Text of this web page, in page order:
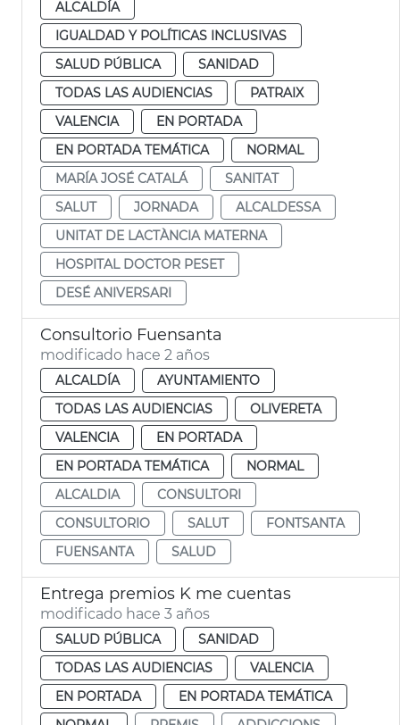
ALCALDÍA
IGUALDAD Y POLÍTICAS INCLUSIVAS
SALUD PÚBLICA
SANIDAD
TODAS LAS AUDIENCIAS
PATRAIX
VALENCIA
EN PORTADA
EN PORTADA TEMÁTICA
NORMAL
MARÍA JOSÉ CATALÁ
SANITAT
SALUT
JORNADA
ALCALDESSA
UNITAT DE LACTÀNCIA MATERNA
HOSPITAL DOCTOR PESET
DESÉ ANIVERSARI
Consultorio Fuensanta
modificado hace 2 años
ALCALDÍA
AYUNTAMIENTO
TODAS LAS AUDIENCIAS
OLIVERETA
VALENCIA
EN PORTADA
EN PORTADA TEMÁTICA
NORMAL
ALCALDIA
CONSULTORI
CONSULTORIO
SALUT
FONTSANTA
FUENSANTA
SALUD
Entrega premios K me cuentas
modificado hace 3 años
SALUD PÚBLICA
SANIDAD
TODAS LAS AUDIENCIAS
VALENCIA
EN PORTADA
EN PORTADA TEMÁTICA